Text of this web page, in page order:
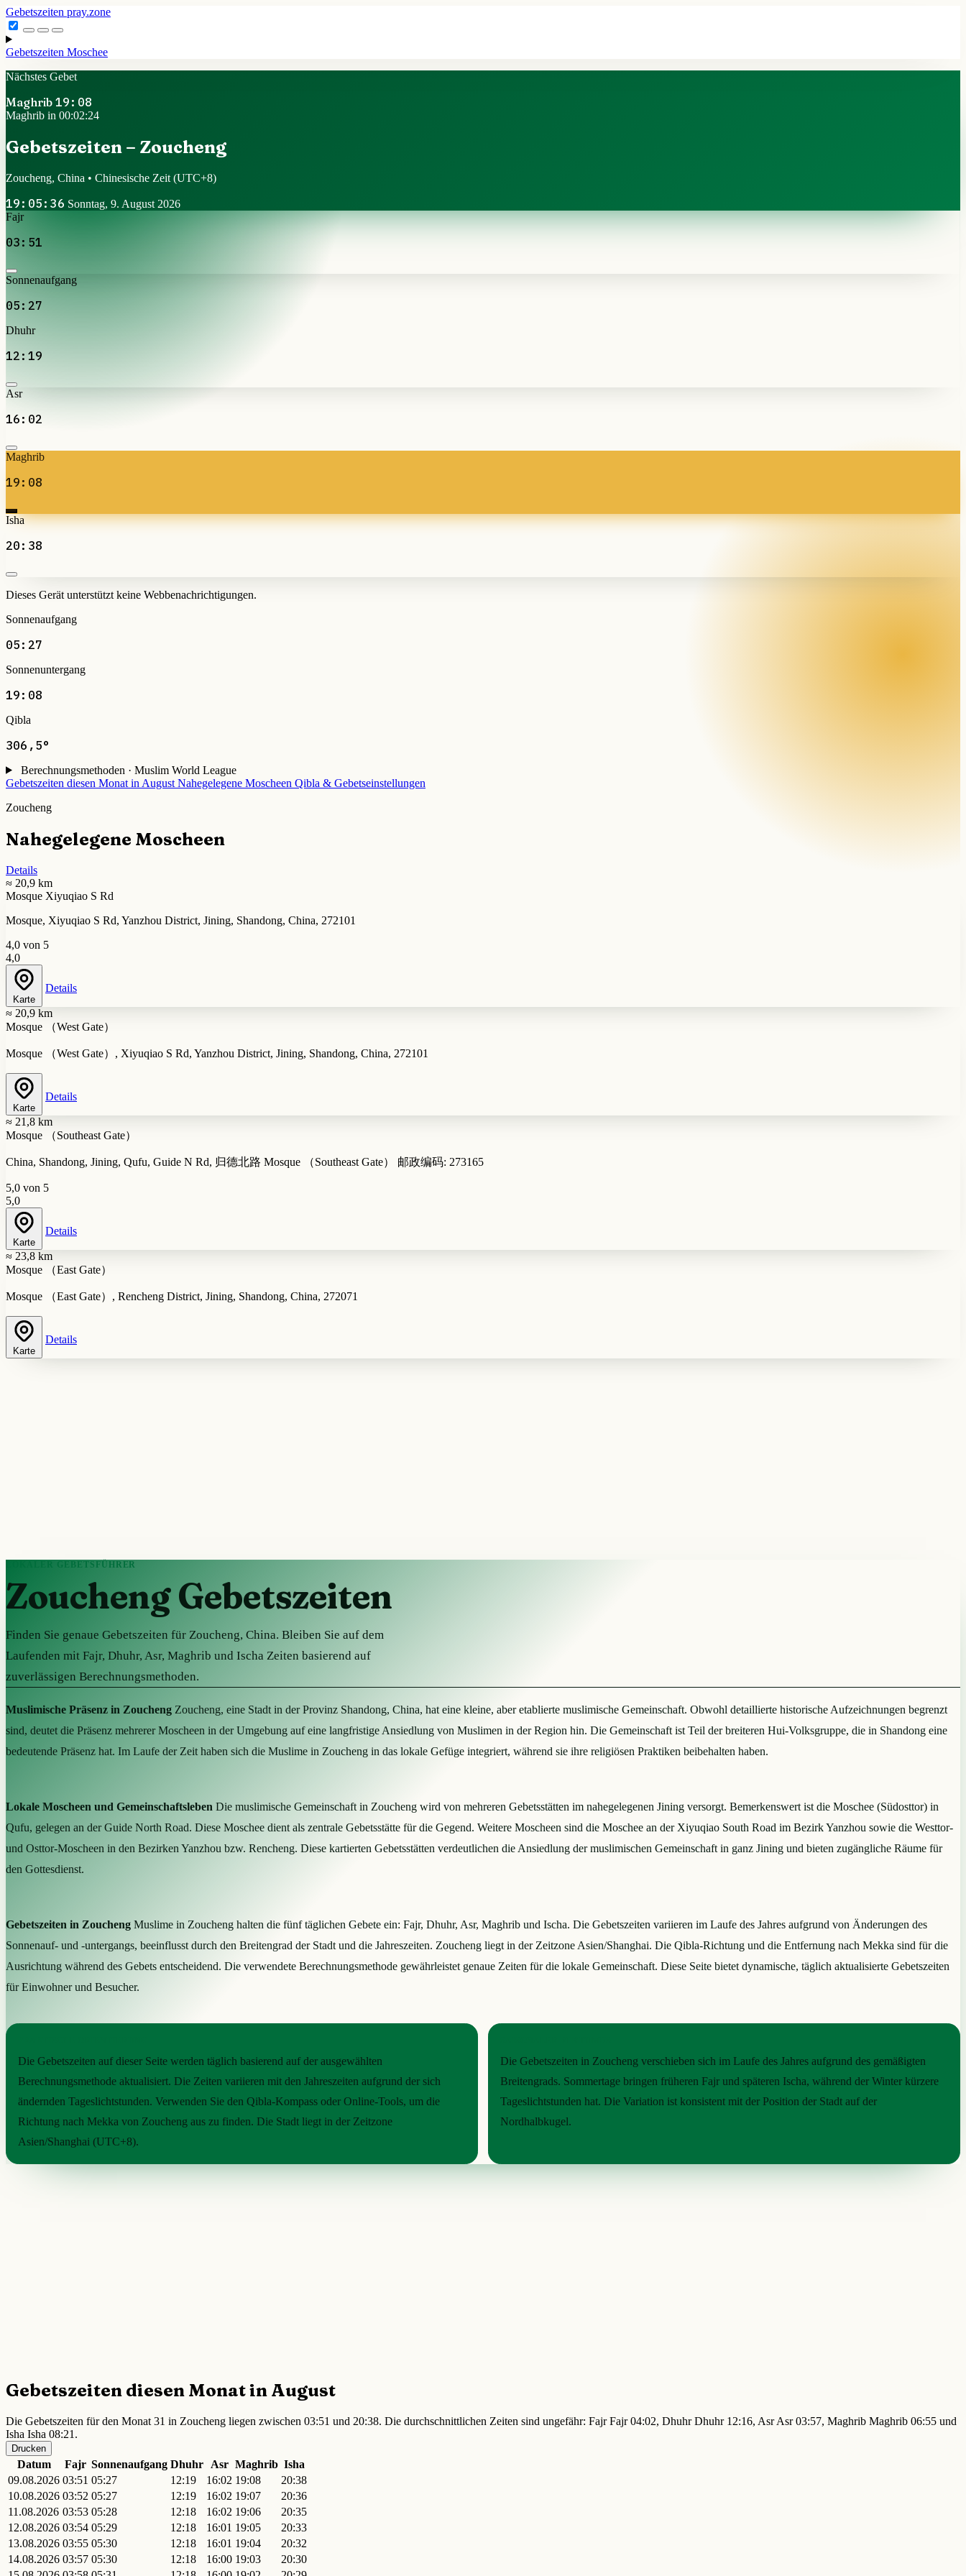
Gebetszeiten pray.zone
Gebetszeiten Moschee
Nächstes Gebet
Maghrib 19:08
Maghrib in 00:02:23
Gebetszeiten – Zoucheng
Zoucheng, China • Chinesische Zeit (UTC+8)
19:05:37 Sonntag, 9. August 2026
Fajr
03:51
Sonnenaufgang
05:27
Dhuhr
12:19
Asr
16:02
Maghrib
19:08
Isha
20:38
Dieses Gerät unterstützt keine Webbenachrichtigungen.
Sonnenaufgang
05:27
Sonnenuntergang
19:08
Qibla
306,5°
Berechnungsmethoden · Muslim World League
Gebetszeiten diesen Monat in August Nahegelegene Moscheen Qibla & Gebetseinstellungen
Zoucheng
Nahegelegene Moscheen
Details
≈ 20,9 km
Mosque Xiyuqiao S Rd
Mosque, Xiyuqiao S Rd, Yanzhou District, Jining, Shandong, China, 272101
4,0 von 5
4,0
Karte
Details
≈ 20,9 km
Mosque （West Gate）
Mosque （West Gate）, Xiyuqiao S Rd, Yanzhou District, Jining, Shandong, China, 272101
Karte
Details
≈ 21,8 km
Mosque （Southeast Gate）
China, Shandong, Jining, Qufu, Guide N Rd, 归德北路 Mosque （Southeast Gate） 邮政编码: 273165
5,0 von 5
5,0
Karte
Details
≈ 23,8 km
Mosque （East Gate）
Mosque （East Gate）, Rencheng District, Jining, Shandong, China, 272071
Karte
Details
LOKALER GEBETSFÜHRER
Zoucheng Gebetszeiten
Finden Sie genaue Gebetszeiten für Zoucheng, China. Bleiben Sie auf dem
Laufenden mit Fajr, Dhuhr, Asr, Maghrib und Ischa Zeiten basierend auf
zuverlässigen Berechnungsmethoden.
Muslimische Präsenz in Zoucheng Zoucheng, eine Stadt in der Provinz Shandong, China, hat eine kleine, aber etablierte muslimische Gemeinschaft. Obwohl detaillierte historische Aufzeichnungen begrenzt
sind, deutet die Präsenz mehrerer Moscheen in der Umgebung auf eine langfristige Ansiedlung von Muslimen in der Region hin. Die Gemeinschaft ist Teil der breiteren Hui-Volksgruppe, die in Shandong eine
bedeutende Präsenz hat. Im Laufe der Zeit haben sich die Muslime in Zoucheng in das lokale Gefüge integriert, während sie ihre religiösen Praktiken beibehalten haben.
Lokale Moscheen und Gemeinschaftsleben Die muslimische Gemeinschaft in Zoucheng wird von mehreren Gebetsstätten im nahegelegenen Jining versorgt. Bemerkenswert ist die Moschee (Südosttor) in
Qufu, gelegen an der Guide North Road. Diese Moschee dient als zentrale Gebetsstätte für die Gegend. Weitere Moscheen sind die Moschee an der Xiyuqiao South Road im Bezirk Yanzhou sowie die Westtor-
und Osttor-Moscheen in den Bezirken Yanzhou bzw. Rencheng. Diese kartierten Gebetsstätten verdeutlichen die Ansiedlung der muslimischen Gemeinschaft in ganz Jining und bieten zugängliche Räume für
den Gottesdienst.
Gebetszeiten in Zoucheng Muslime in Zoucheng halten die fünf täglichen Gebete ein: Fajr, Dhuhr, Asr, Maghrib und Ischa. Die Gebetszeiten variieren im Laufe des Jahres aufgrund von Änderungen des
Sonnenauf- und -untergangs, beeinflusst durch den Breitengrad der Stadt und die Jahreszeiten. Zoucheng liegt in der Zeitzone Asien/Shanghai. Die Qibla-Richtung und die Entfernung nach Mekka sind für die
Ausrichtung während des Gebets entscheidend. Die verwendete Berechnungsmethode gewährleistet genaue Zeiten für die lokale Gemeinschaft. Diese Seite bietet dynamische, täglich aktualisierte Gebetszeiten
für Einwohner und Besucher.
Die Gebetszeiten auf dieser Seite werden täglich basierend auf der ausgewählten
Berechnungsmethode aktualisiert. Die Zeiten variieren mit den Jahreszeiten aufgrund der sich
ändernden Tageslichtstunden. Verwenden Sie den Qibla-Kompass oder Online-Tools, um die
Richtung nach Mekka von Zoucheng aus zu finden. Die Stadt liegt in der Zeitzone
Asien/Shanghai (UTC+8).
Die Gebetszeiten in Zoucheng verschieben sich im Laufe des Jahres aufgrund des gemäßigten
Breitengrads. Sommertage bringen früheren Fajr und späteren Ischa, während der Winter kürzere
Tageslichtstunden hat. Die Variation ist konsistent mit der Position der Stadt auf der
Nordhalbkugel.
Gebetszeiten diesen Monat in August
Die Gebetszeiten für den Monat 31 in Zoucheng liegen zwischen 03:51 und 20:38. Die durchschnittlichen Zeiten sind ungefähr: Fajr Fajr 04:02, Dhuhr Dhuhr 12:16, Asr Asr 03:57, Maghrib Maghrib 06:55 und
Isha Isha 08:21.
Drucken
Datum Fajr Sonnenaufgang Dhuhr Asr Maghrib Isha
09.08.2026 03:51 05:27 12:19 16:02 19:08
20:38
10.08.2026 03:52 05:27 12:19 16:02 19:07
20:36
11.08.2026 03:53 05:28 12:18 16:02 19:06
20:35
12.08.2026 03:54 05:29 12:18 16:01 19:05
20:33
13.08.2026 03:55 05:30 12:18 16:01 19:04
20:32
14.08.2026 03:57 05:30 12:18 16:00 19:03
20:30